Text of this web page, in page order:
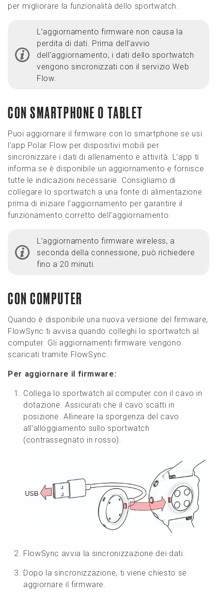
per migliorare la funzionalità dello sportwatch.
L’aggiornamento firmware non causa la
perdita di dati. Prima dell’avvio
dell’aggiornamento, i dati dello sportwatch
vengono sincronizzati con il servizio Web
Flow.
CON SMARTPHONE O TABLET
Puoi aggiornare il firmware con lo smartphone se usi
l’app Polar Flow per dispositivi mobili per
sincronizzare i dati di allenamento e attività. L’app ti
informa se è disponibile un aggiornamento e fornisce
tutte le indicazioni necessarie. Consigliamo di
collegare lo sportwatch a una fonte di alimentazione
prima di iniziare l’aggiornamento per garantire il
funzionamento corretto dell’aggiornamento.
L’aggiornamento firmware wireless, a
seconda della connessione, può richiedere
fino a 20 minuti.
CON COMPUTER
Quando è disponibile una nuova versione del firmware,
FlowSync ti avvisa quando colleghi lo sportwatch al
computer. Gli aggiornamenti firmware vengono
scaricati tramite FlowSync.
Per aggiornare il firmware:
Collega lo sportwatch al computer con il cavo in
dotazione. Assicurati che il cavo scatti in
posizione. Allineare la sporgenza del cavo
all’alloggiamento sullo sportwatch
(contrassegnato in rosso).
FlowSync avvia la sincronizzazione dei dati.
Dopo la sincronizzazione, ti viene chiesto se
aggiornare il firmware.